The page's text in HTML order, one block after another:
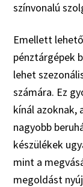
színvonalú
Emellett
pénztárgépek
lehet
számára. Ez
kínál azoknak,
nagyobb
készülékek
mint a
megoldást